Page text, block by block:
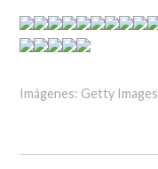
Imágenes: Getty Images